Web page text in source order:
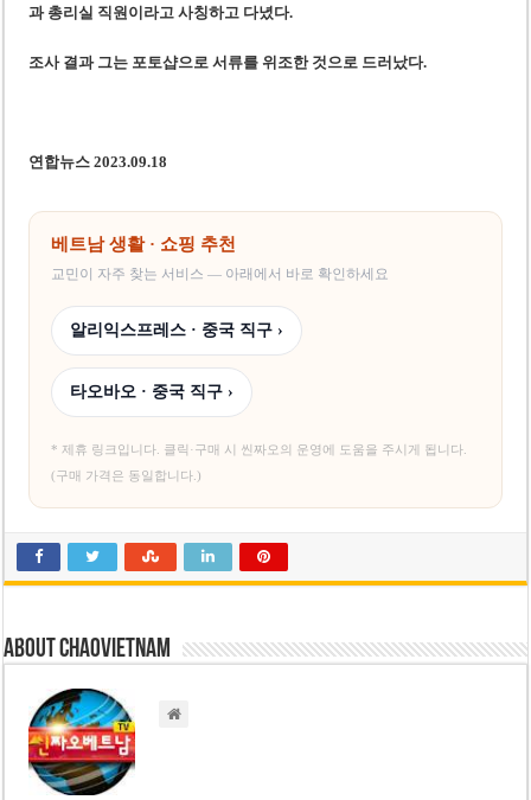
과 총리실 직원이라고 사칭하고 다녔다.
조사 결과 그는 포토샵으로 서류를 위조한 것으로 드러났다.
연합뉴스 2023.09.18
베트남 생활 · 쇼핑 추천
교민이 자주 찾는 서비스 — 아래에서 바로 확인하세요
알리익스프레스 · 중국 직구 ›
타오바오 · 중국 직구 ›
* 제휴 링크입니다. 클릭·구매 시 씬짜오의 운영에 도움을 주시게 됩니다.
(구매 가격은 동일합니다.)
About chaovietnam